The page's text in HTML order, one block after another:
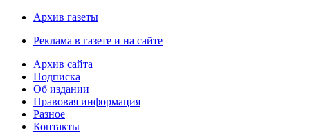
Архив газеты
Реклама в газете и на сайте
Архив сайта
Подписка
Об издании
Правовая информация
Разное
Контакты